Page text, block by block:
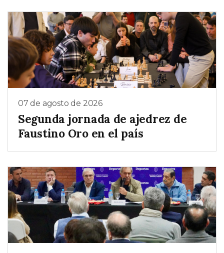
07 de agosto de 2026
Segunda jornada de ajedrez de
Faustino Oro en el país